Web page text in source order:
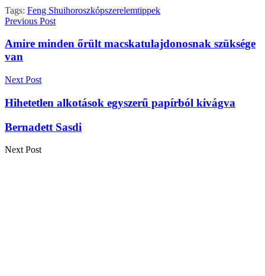
Tags: Feng Shuihoroszkópszerelemtippek
Previous Post
Amire minden őrült macskatulajdonosnak szüksége
van
Next Post
Hihetetlen alkotások egyszerű papírból kivágva
Bernadett Sasdi
Next Post